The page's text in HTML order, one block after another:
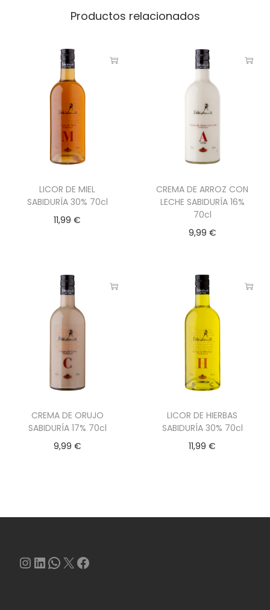
Productos relacionados
LICOR DE MIEL
SABIDURÍA 30% 70cl
11,99€
CREMA DE ARROZ CON
LECHE SABIDURÍA 16%
70cl
9,99 €
CREMA DE ORUJO
SABIDURÍA 17% 70cl
9,99 €
LICOR DE HIERBAS
SABIDURÍA 30% 70cl
11,99€
InstagramLinkedIn WhatsApp X Facebook